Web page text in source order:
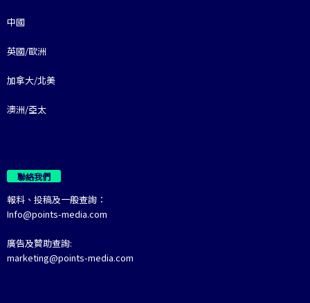
中國
英國/歐洲
加拿大/北美
澳洲/亞太
聯絡我們
報料、投稿及一般查詢：
Info@points-media.com
廣告及贊助查詢:
marketing@points-media.com